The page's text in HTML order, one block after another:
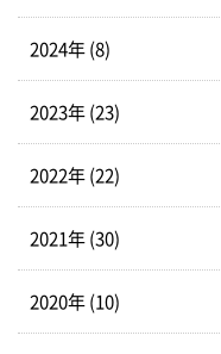
2024年 (8)
2023年 (23)
2022年 (22)
2021年 (30)
2020年 (10)